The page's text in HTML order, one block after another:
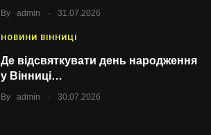
By admin . 31.07.2026
НОВИНИ ВІННИЦІ
Де відсвяткувати день народження
у Вінниці…
By admin . 30.07.2026